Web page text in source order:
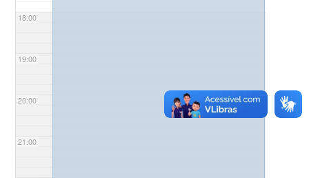
18:00
19:00
20:00
21:00